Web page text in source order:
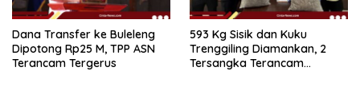
Dana Transfer ke Buleleng
Dipotong Rp25 M, TPP ASN
Terancam Tergerus
593 Kg Sisik dan Kuku
Trenggiling Diamankan, 2
Tersangka Terancam